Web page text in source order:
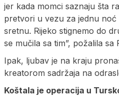
jer kada momci saznaju šta
pretvori u vezu za jednu noć
sretnu. Rijeko stignemo do
se mučila sa tim”, požalila sa
Ipak, ljubav je na kraju
kreatorom sadržaja na
Koštala je operacija u